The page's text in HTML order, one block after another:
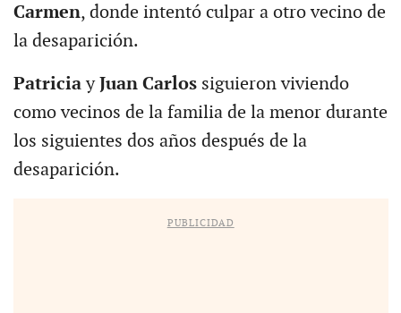
Carmen, donde intentó culpar a otro vecino de
la desaparición.
PatriciayJuan Carlossiguieron viviendo
como vecinos de la familia de la menor durante
los siguientes dos años después de la
desaparición.
PUBLICIDAD